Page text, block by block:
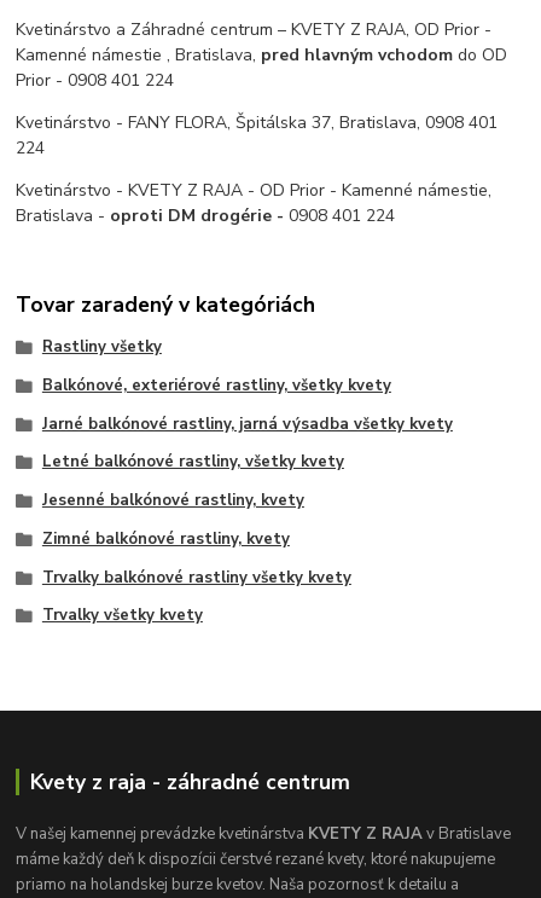
Kvetinárstvo a Záhradné centrum – KVETY Z RAJA, OD Prior -
Kamenné námestie , Bratislava, pred hlavným vchodom do OD
Prior - 0908 401 224
Kvetinárstvo - FANY FLORA, Špitálska 37, Bratislava, 0908 401
224
Kvetinárstvo - KVETY Z RAJA - OD Prior - Kamenné námestie,
Bratislava - oproti DM drogérie -0908 401 224
Tovar zaradený v kategóriách
Rastliny všetky
Balkónové, exteriérové rastliny, všetky kvety
Jarné balkónové rastliny, jarná výsadba všetky kvety
Letné balkónové rastliny, všetky kvety
Jesenné balkónové rastliny, kvety
Zimné balkónové rastliny, kvety
Trvalky balkónové rastliny všetky kvety
Trvalky všetky kvety
Kvety z raja - záhradné centrum
V našej kamennej prevádzke kvetinárstva KVETY Z RAJAv Bratislave
máme každý deň k dispozícii čerstvé rezané kvety, ktoré nakupujeme
priamo na holandskej burze kvetov. Naša pozornosť k detailu a